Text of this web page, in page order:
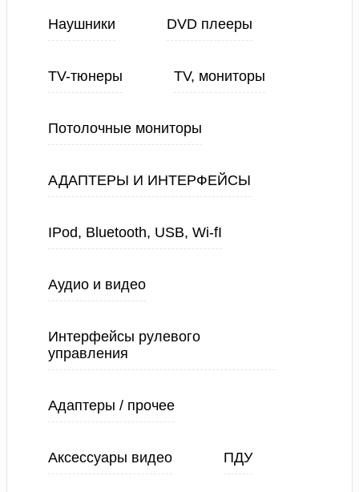
Наушники DVD плееры
TV-тюнеры TV, мониторы
Потолочные мониторы
АДАПТЕРЫ И ИНТЕРФЕЙСЫ
IPod, Bluetooth, USB, Wi-fI
Аудио и видео
Интерфейсы рулевого
управления
Адаптеры / прочее
Аксессуары видео ПДУ